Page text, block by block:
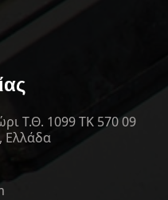
Τ.Θ. 1099 ΤΚ 570 09
Ελλάδα